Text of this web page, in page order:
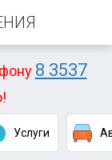
8 3537
Услуги